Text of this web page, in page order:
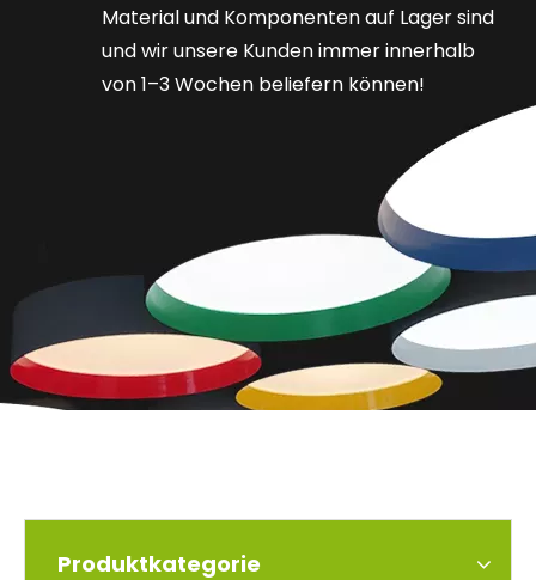
Material und Komponenten auf Lager sind
und wir unsere Kunden immer innerhalb
von 1–3 Wochen beliefern können!
Produktkategorie